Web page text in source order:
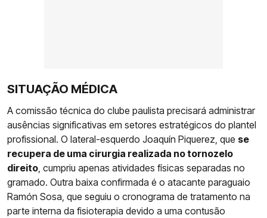
SITUAÇÃO MÉDICA
A comissão técnica do clube paulista precisará administrar
ausências significativas em setores estratégicos do plantel
profissional. O lateral-esquerdo Joaquín Piquerez, que se
recupera de uma cirurgia realizada no tornozelo
direito, cumpriu apenas atividades físicas separadas no
gramado. Outra baixa confirmada é o atacante paraguaio
Ramón Sosa, que seguiu o cronograma de tratamento na
parte interna da fisioterapia devido a uma contusão